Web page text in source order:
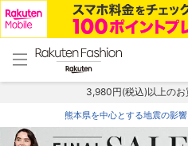
menu home
トップ
3,980円(税込)以上のお
熊本県を中心とする地震の影